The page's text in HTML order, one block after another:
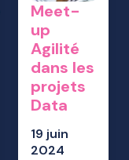
Meet-
up
Agilité
dans les
projets
Data
19 juin
2024